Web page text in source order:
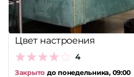
Цвет настроения
4
Закрыто до понедельника, 09:00